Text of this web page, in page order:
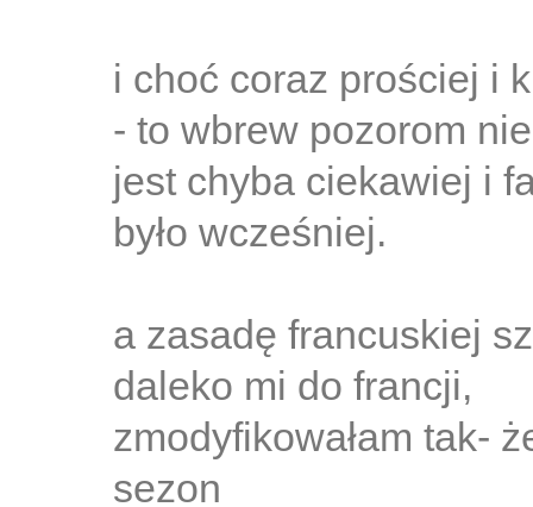
i choć coraz prościej i
- to wbrew pozorom
jest chyba ciekawiej i
było wcześniej.
a zasadę francuskiej
daleko mi do francji,
zmodyfikowałam tak-
sezon